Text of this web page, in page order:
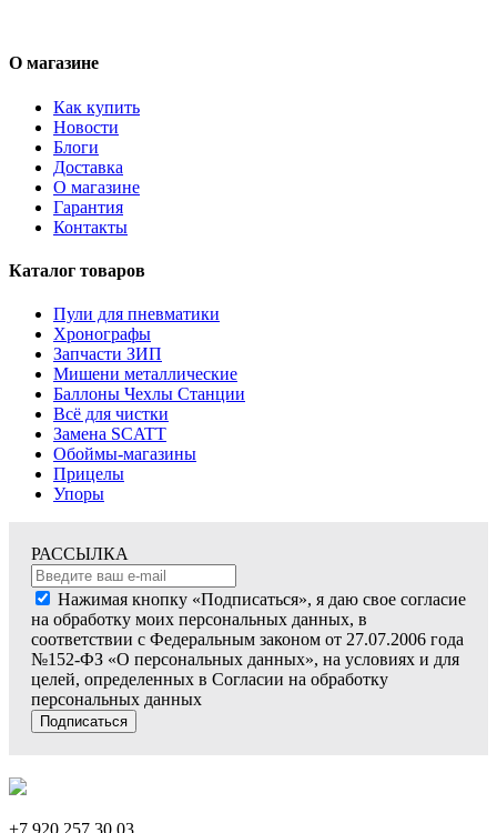
О магазине
Как купить
Новости
Блоги
Доставка
О магазине
Гарантия
Контакты
Каталог товаров
Пули для пневматики
Хронографы
Запчасти ЗИП
Мишени металлические
Баллоны Чехлы Станции
Всё для чистки
Замена SCATT
Обоймы-магазины
Прицелы
Упоры
РАССЫЛКА
Нажимая кнопку «Подписаться», я даю свое согласие
на обработку моих персональных данных, в
соответствии с Федеральным законом от 27.07.2006 года
№152-ФЗ «О персональных данных», на условиях и для
целей, определенных в Согласии на обработку
персональных данных
Подписаться